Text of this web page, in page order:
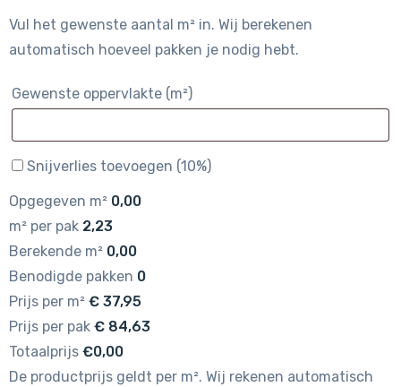
Vul het gewenste aantal m² in. Wij berekenen
automatisch hoeveel pakken je nodig hebt.
Gewenste oppervlakte (m²)
Snijverlies toevoegen (10%)
Opgegeven m² 0,00
m² per pak 2,23
Berekende m² 0,00
Benodigde pakken 0
Prijs per m² € 37,95
Prijs per pak € 84,63
Totaalprijs €0,00
De productprijs geldt per m². Wij rekenen automatisch